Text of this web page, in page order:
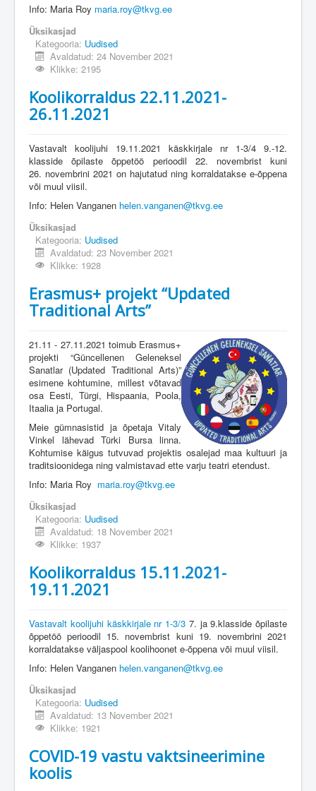
Info: Maria Roy maria.roy@tkvg.ee
Üksikasjad
Kategooria: Uudised
Avaldatud: 24 November 2021
Klikke: 2195
Koolikorraldus 22.11.2021-
26.11.2021
Vastavalt koolijuhi 19.11.2021 käskkirjale nr 1-3/4 9.-12.
klasside õpilaste õppetöö perioodil 22. novembrist kuni
26. novembrini 2021 on hajutatud ning korraldatakse e-õppena
või muul viisil.
Info: Helen Vanganen helen.vanganen@tkvg.ee
Üksikasjad
Kategooria: Uudised
Avaldatud: 23 November 2021
Klikke: 1928
Erasmus+ projekt “Updated
Traditional Arts”
21.11 - 27.11.2021 toimub Erasmus+
projekti “Güncellenen Geleneksel
Sanatlar (Updated Traditional Arts)”
esimene kohtumine, millest võtavad
osa Eesti, Türgi, Hispaania, Poola,
Itaalia ja Portugal.
Meie gümnasistid ja õpetaja Vitaly
Vinkel lähevad Türki Bursa linna.
Kohtumise käigus tutvuvad projektis osalejad maa kultuuri ja
traditsioonidega ning valmistavad ette varju teatri etendust.
Info: Maria Roy maria.roy@tkvg.ee
Üksikasjad
Kategooria: Uudised
Avaldatud: 18 November 2021
Klikke: 1937
Koolikorraldus 15.11.2021-
19.11.2021
Vastavalt koolijuhi käskkirjale nr 1-3/3 7. ja 9.klasside õpilaste
õppetöö perioodil 15. novembrist kuni 19. novembrini 2021
korraldatakse väljaspool koolihoonet e-õppena või muul viisil.
Info: Helen Vanganen helen.vanganen@tkvg.ee
Üksikasjad
Kategooria: Uudised
Avaldatud: 13 November 2021
Klikke: 1921
COVID-19 vastu vaktsineerimine
koolis